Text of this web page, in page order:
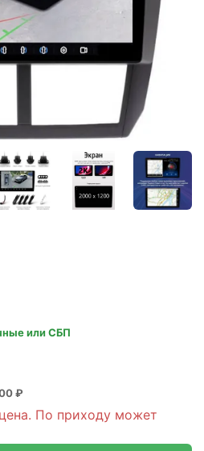
или СБП
₽
По приходу может